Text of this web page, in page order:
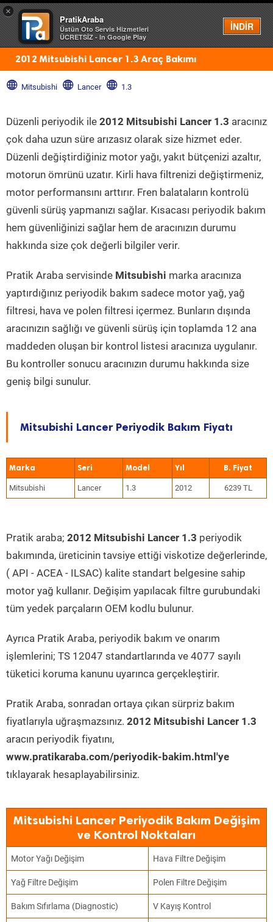
×
PratikAraba
Üstün Oto Servis Hizmetleri
ÜCRETSİZ - In Google Play
İNDİR
Menü
2012 Mitsubishi Lancer 1.3 Araç Bakımı
Mitsubishi Lancer 1.3
Düzenli periyodik ile 2012 Mitsubishi Lancer 1.3 aracınız
çok daha uzun süre arızasız olarak size hizmet eder.
Düzenli değiştirdiğiniz motor yağı, yakıt bütçenizi azaltır,
motorun ömrünü uzatır. Kirli hava filtrenizi değiştirmeniz,
motor performansını arttırır. Fren balataların kontrolü
güvenli sürüş yapmanızı sağlar. Kısacası periyodik bakım
hem güvenliğinizi sağlar hem de aracınızın durumu
hakkında size çok değerli bilgiler verir.
Pratik Araba servisinde Mitsubishi marka aracınıza
yaptırdığınız periyodik bakım sadece motor yağ, yağ
filtresi, hava ve polen filtresi içermez. Bunların dışında
aracınızın sağlığı ve güvenli sürüş için toplamda 12 ana
maddeden oluşan bir kontrol listesi aracınıza uygulanır.
Bu kontroller sonucu aracınızın durumu hakkında size
geniş bilgi sunulur.
Mitsubishi Lancer Periyodik Bakım Fiyatı
Marka Seri Model Yıl
Mitsubishi Lancer 1.3 2012 6239 TL
Pratik araba; 2012 Mitsubishi Lancer 1.3 periyodik
bakımında, üreticinin tavsiye ettiği viskotize değerlerinde,
( API - ACEA - ILSAC) kalite standart belgesine sahip
motor yağ kullanır. Değişim yapılacak filtre gurubundaki
tüm yedek parçaların OEM kodlu bulunur.
Ayrıca Pratik Araba, periyodik bakım ve onarım
işlemlerini; TS 12047 standartlarında ve 4077 sayılı
tüketici koruma kanunu uyarınca gerçekleştirir.
Pratik Araba, sonradan ortaya çıkan sürpriz bakım
fiyatlarıyla uğraşmazsınız. 2012 Mitsubishi Lancer 1.3
aracın periyodik fiyatını,
www.pratikaraba.com/periyodik-bakim.html'ye
tıklayarak hesaplayabilirsiniz.
Mitsubishi Lancer Periyodik Bakım Değişim
ve Kontrol Noktaları
Motor Yağı Değişim Hava Filtre Değişim
Yağ Filtre Değişim Polen Filtre Değişim
Bakım Sıfırlama (Diagnostic) V Kayış Kontrol